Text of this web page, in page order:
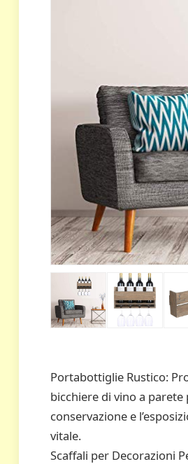
Portabottiglie Rustico:
bicchiere di vino a parete
conservazione e
vitale.
Scaffali per Decorazioni